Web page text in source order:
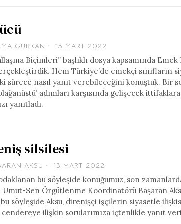
GÜRKAN 13 MART 2022
Biçimleri” başlıklı dosya kapsamında
Hem Türkiye’de emekçi sınıfların
sürece nasıl yanıt verebileceğini konuştuk. Bir
adımları karşısında gelişecek
yanıtladı.
silsilesi
AKSU 13 MART 2022
bu söyleşide konuğumuz, son
Sen Örgütlenme Koordinatörü Başaran
söyleşide Aksu, direnişçi işçilerin siyasetle
cendereye ilişkin sorularımıza içtenlikle yanıt